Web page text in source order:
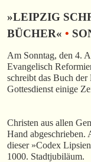
»LEIPZIG
BÜCHER« •
Am Sonntag, den 4.
Evangelisch
schreibt das Buch
Gottesdienst einige
Christen aus allen
Hand abgeschrieben.
dieser »Codex
1000. Stadtjubiläum.